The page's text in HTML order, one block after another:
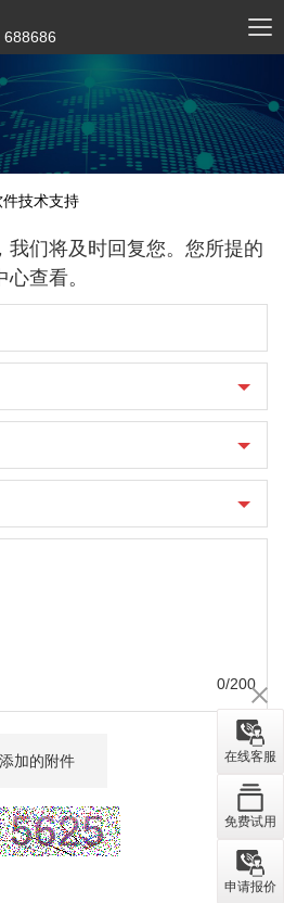
：688686
件技术支持
我们将及时回复您。您所提的
看。
0/200
加的附件 在线客服
免费试用
申请报价